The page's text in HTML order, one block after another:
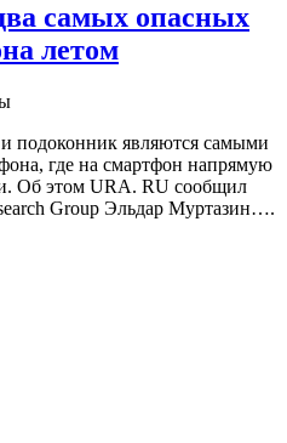
самых опасных
летом
подоконник являются самыми
где на смартфон напрямую
Об этом URA. RU сообщил
Group Эльдар Муртазин….